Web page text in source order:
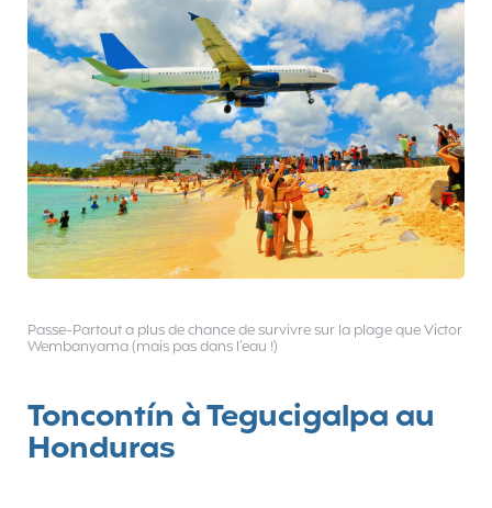
Passe-Partout a plus de chance de survivre sur la plage que Victor
Wembanyama (mais pas dans l’eau !)
Toncontín à Tegucigalpa au
Honduras